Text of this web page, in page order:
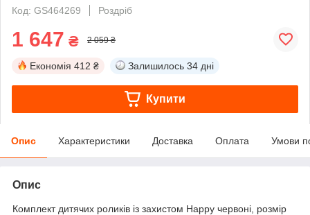
Код: GS464269
Роздріб
1 647 ₴ 2 059 ₴
Економія 412 ₴ Залишилось 34 дні
Купити
Опис Характеристики Доставка Оплата Умови
Опис
Комплект дитячих роликів із захистом Happy червоні, розмір